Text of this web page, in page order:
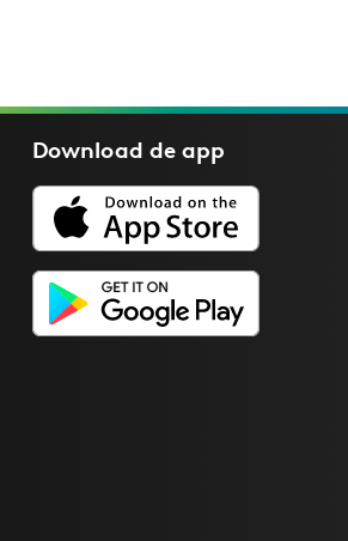
Download deapp